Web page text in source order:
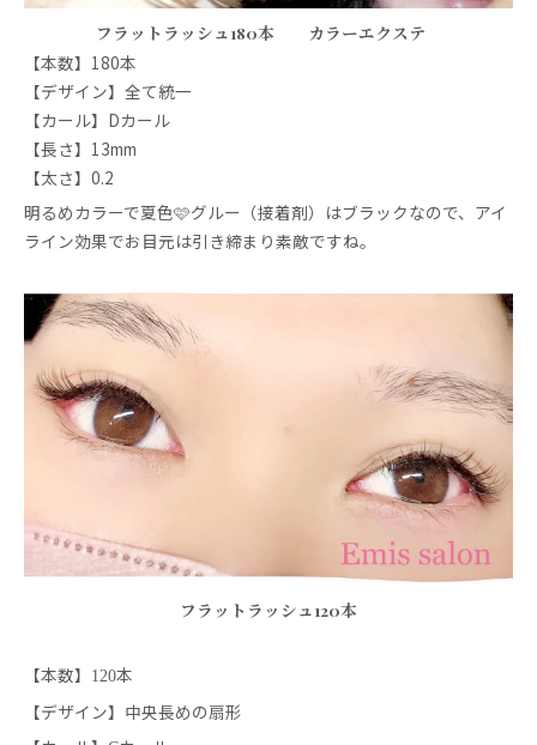
フラットラッシュ180本 カラーエクステ
【本数】180本
【デザイン】全て統一
【カール】Dカール
【長さ】13mm
【太さ】0.2
明るめカラーで夏色🩷グルー（接着剤）はブラックなので、アイ
ライン効果でお目元は引き締まり素敵ですね。
フラットラッシュ120本
【本数】 120本
【デザイン】中央長めの扇形